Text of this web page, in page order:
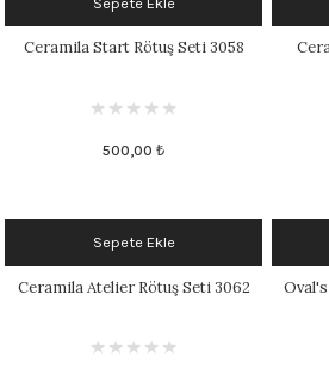
1305 °C
Ceramila Start Rötuş Seti 3058
500,00 ₺
Sepete Ekle
Ceramila Atelier Rötuş Seti 3062